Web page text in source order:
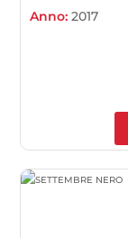
Anno:2017